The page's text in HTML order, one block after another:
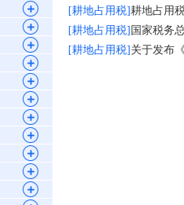
[耕地占用税]耕地占用
[耕地占用税] 国家税务
[耕地占用税] 关于发布